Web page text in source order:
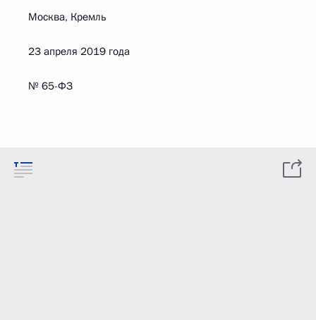
Москва, Кремль
23 апреля 2019 года
№ 65-ФЗ